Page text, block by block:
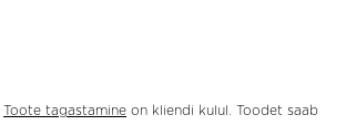
Toote tagastamine on kliendi kulul. Toodet saab